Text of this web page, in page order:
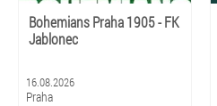
Bohemians Praha 1905 - FK
Jablonec
16.08.2026
Praha